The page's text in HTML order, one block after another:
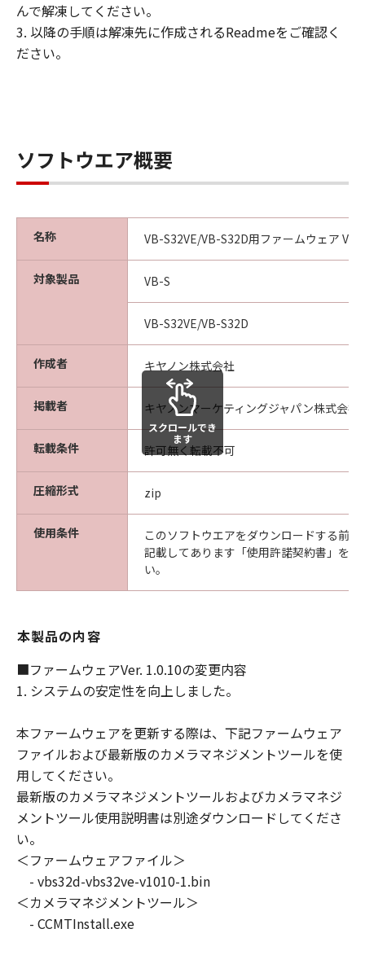
キヤノンまたはキヤノンのライセンサーの
いかなる知的財産権も、明示たると黙示た
制限
(1) お客様は、再使用許諾、譲渡、販売、
頒布、リースもしくは貸与その他の方法に
「本プログラム」を使用させることはでき
(2) お客様は、「本ファームウェア」及び
正、改変、逆コンパイル、逆アセンブル、
その他リバースエンジニアリング等するこ
とはできません。また第三者にこのような
行為をさせてはなりません。
帰属
「本ファームウェア」及び「本プログラ
ム」に係る権原および所有権は、その内容
によりキヤノンまたはキヤノンのライセン
サーに帰属します。
お客様は、「本ファームウェア」及び「本
プログラム」に含まれるキヤノンまたはキ
し、除去しもしくは削除してはなりませ
サポートおよびアップグレード
関連会社、それらの販売代理店および販売
店、またはキヤノンのライセンサーは、
「本ファームウェア」及び「本プログラ
ム」のメンテナンスおよびお客様による
「本ファームウェア」及び「本プログラ
なる責任も負うものではありません。
また、本契約書に基づき「本ファームウェ
ア」及び「本プログラム」に対してアップ
グレード、バグの修正あるいはサポートが
んで解凍してください。
3. 以降の手順は解凍先に作成されるReadmeをご確認く
ださい。
ソフトウエア概要
名称 VB-S32VE/VB-S32D用ファームウェア Ver.
対象製品 VB-S
VB-S32VE/VB-S32D
作成者 キヤノン株式会社
掲載者 キヤノンマーケティングジャパン株式会社
転載条件 許可無く転載不可
圧縮形式 zip
使用条件
このソフトウエアをダウンロードする前
記載してあります「使用許諾契約書」を
い。
スクロールでき
ます
本製品の内容
■ファームウェアVer. 1.0.10の変更内容
1. システムの安定性を向上しました。
本ファームウェアを更新する際は、下記ファームウェア
ファイルおよび最新版のカメラマネジメントツールを使
用してください。
最新版のカメラマネジメントツールおよびカメラマネジ
メントツール使用説明書は別途ダウンロードしてくださ
い。
＜ファームウェアファイル＞
- vbs32d-vbs32ve-v1010-1.bin
＜カメラマネジメントツール＞
- CCMTInstall.exe